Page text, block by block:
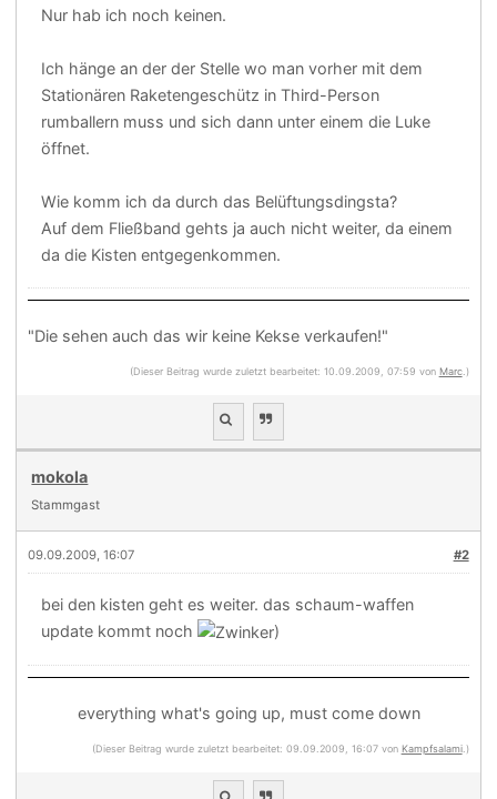
Nur hab ich noch keinen.
Ich hänge an der der Stelle wo man vorher mit dem
Stationären Raketengeschütz in Third-Person
rumballern muss und sich dann unter einem die Luke
öffnet.
Wie komm ich da durch das Belüftungsdingsta?
Auf dem Fließband gehts ja auch nicht weiter, da einem
da die Kisten entgegenkommen.
"Die sehen auch das wir keine Kekse verkaufen!"
(Dieser Beitrag wurde zuletzt bearbeitet: 10.09.2009, 07:59 von Marc.)
mokola
Stammgast
#2
09.09.2009, 16:07
bei den kisten geht es weiter. das schaum-waffen
update kommt noch
)
everything what's going up, must come down
(Dieser Beitrag wurde zuletzt bearbeitet: 09.09.2009, 16:07 von Kampfsalami.)